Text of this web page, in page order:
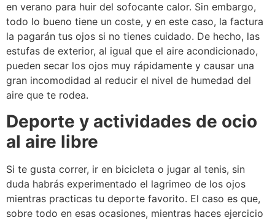
en verano para huir del sofocante calor. Sin embargo,
todo lo bueno tiene un coste, y en este caso, la factura
la pagarán tus ojos si no tienes cuidado. De hecho, las
estufas de exterior, al igual que el aire acondicionado,
pueden secar los ojos muy rápidamente y causar una
gran incomodidad al reducir el nivel de humedad del
aire que te rodea.
Deporte y actividades de ocio
al aire libre
Si te gusta correr, ir en bicicleta o jugar al tenis, sin
duda habrás experimentado el lagrimeo de los ojos
mientras practicas tu deporte favorito. El caso es que,
sobre todo en esas ocasiones, mientras haces ejercicio